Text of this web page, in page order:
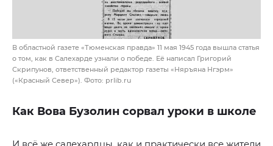
В областной газете «Тюменская правда» 11 мая 1945 года вышла статья
о том, как в Салехарде узнали о победе. Её написал Григорий
Скрипунов, ответственный редактор газеты «Няръяна Нгэрм»
(«Красный Север»). Фото: prlib.ru
Как Вова Бузолин сорвал уроки в школе